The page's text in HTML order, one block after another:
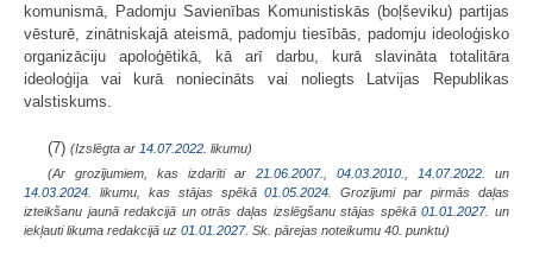
komunismā, Padomju Savienības Komunistiskās (boļševiku) partijas
vēsturē, zinātniskajā ateismā, padomju tiesībās, padomju ideoloģisko
organizāciju apoloģētikā, kā arī darbu, kurā slavināta totalitāra
ideoloģija vai kurā noniecināts vai noliegts Latvijas Republikas
valstiskums.
(7) (Izslēgta ar 14.07.2022. likumu)
(Ar grozījumiem, kas izdarīti ar 21.06.2007., 04.03.2010., 14.07.2022. un
14.03.2024. likumu, kas stājas spēkā01.05.2024.
Grozījumi par pirmās daļas
izteikšanu jaunā redakcijā un otrās daļas izslēgšanu stājas spēkā01.01.2027. un
iekļauti likuma redakcijā uz 01.01.2027. Sk. pārejas noteikumu 40. punktu)